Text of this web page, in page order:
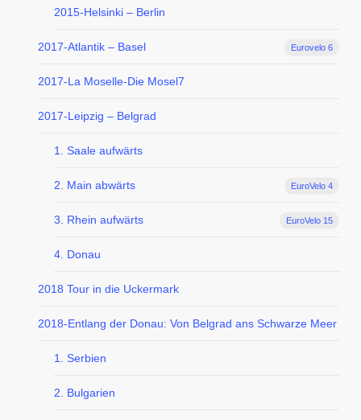
2015-Helsinki – Berlin
2017-Atlantik – Basel Eurovelo 6
2017-La Moselle-Die Mosel7
2017-Leipzig – Belgrad
1. Saale aufwärts
2. Main abwärts EuroVelo 4
3. Rhein aufwärts EuroVelo 15
4. Donau
2018 Tour in die Uckermark
2018-Entlang der Donau: Von Belgrad ans Schwarze Meer
1. Serbien
2. Bulgarien